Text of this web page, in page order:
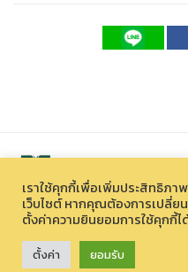
สงวนลิขสิทธิ์ © 2026 องค์การบริหา
33 หมู่ที่ 12 ตำบลหนองควาย อำเภอหางดง จัง
เราใช้คุกกี้เพื่อเพิ่มประสิทธิภา
เว็บไซต์ หากคุณต้องการเปลี่ย
ตั้งค่าความยินยอมการใช้คุกกี้
ตั้งค่า ยอมรับ